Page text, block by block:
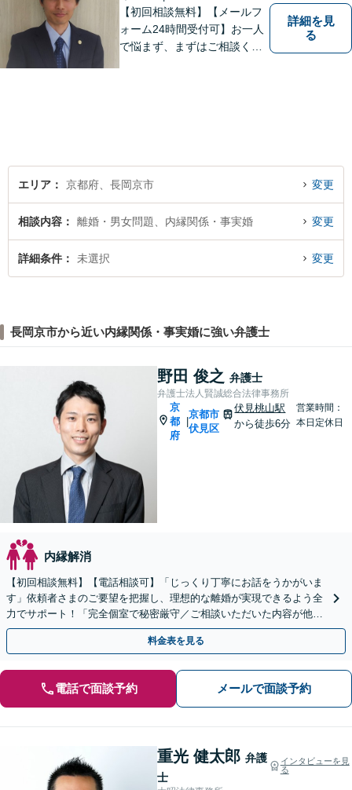
【初回相談無料】【メールフ
ォーム24時間受付可】お一人
で悩まず、まずはご相談くだ
詳細を見
る
エリア 京都府、長岡京市 変更
相談内容 離婚・男女問題、内縁関係・事実婚 変更
詳細条件 未選択 変更
長岡京市から近い内縁関係・事実婚に強い弁護士
野田 俊之 弁護士
弁護士法人賢誠総合法律事務所
京
都
府
|
京都市
伏見区
伏見桃山駅
から徒歩6分
営業時間：
本日定休日
内縁解消
【初回相談無料】【電話相談可】「じっくり丁寧にお話をうかがいま
す」依頼者さまのご要望を把握し、理想的な離婚が実現できるよう全
力でサポート！「完全個室で秘密厳守／ご相談いただいた内容が他人
に聞かれる心配はありません」【休日・夜間相談可】
料金表を見る
電話で面談予約 メールで面談予約
重光 健太郎 弁護
士
インタビューを見
る